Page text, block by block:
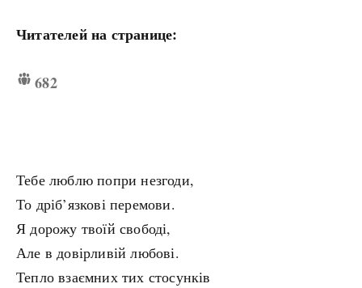
Читателей на странице:
682
Тебе люблю попри незгоди,
То дріб’язкові перемови.
Я дорожу твоїй свободі,
Але в довірливій любові.
Тепло взаємних тих стосунків